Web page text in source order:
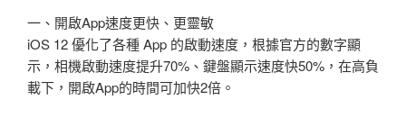
一、開啟App速度更快、更靈敏
iOS 12 優化了各種 App 的啟動速度，根據官方的數字顯
示，相機啟動速度提升70%、鍵盤顯示速度快50%，在高負
載下，開啟App的時間可加快2倍。